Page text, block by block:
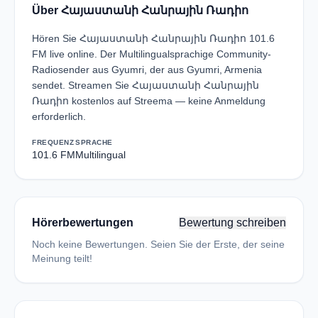
Über Հայաստանի Հանրային Ռադիո
Hören Sie Հայաստանի Հանրային Ռադիո 101.6
FM live online. Der Multilingualsprachige Community-
Radiosender aus Gyumri, der aus Gyumri, Armenia
sendet. Streamen Sie Հայաստանի Հանրային
Ռադիո kostenlos auf Streema — keine Anmeldung
erforderlich.
FREQUENZ
101.6 FM
SPRACHE
Multilingual
Hörerbewertungen Bewertung schreiben
Noch keine Bewertungen. Seien Sie der Erste, der seine
Meinung teilt!